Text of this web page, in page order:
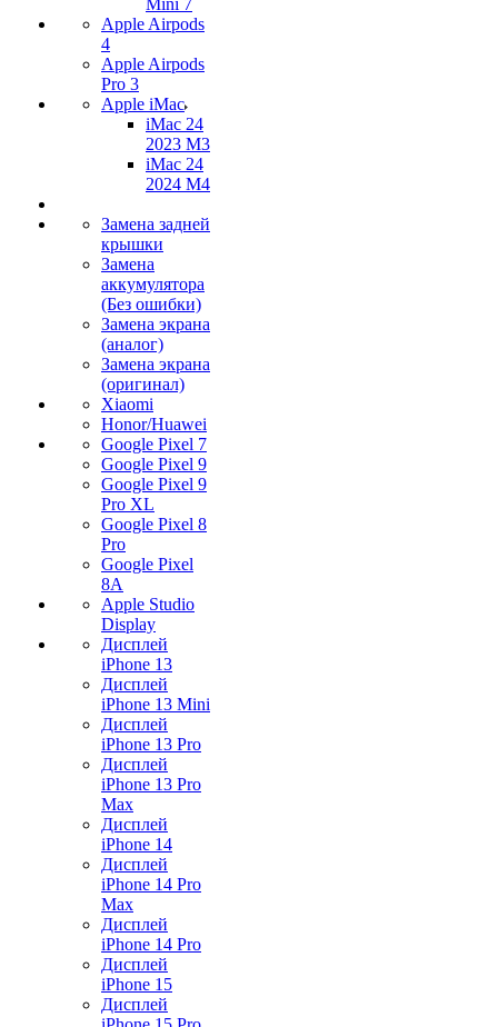
Mini 7
Apple Airpods
4
Apple Airpods
Pro 3
Apple iMac
iMac 24
2023 M3
iMac 24
2024 M4
Замена задней
крышки
Замена
аккумулятора
(Без ошибки)
Замена экрана
(аналог)
Замена экрана
(оригинал)
Xiaomi
Honor/Huawei
Google Pixel 7
Google Pixel 9
Google Pixel 9
Pro XL
Google Pixel 8
Pro
Google Pixel
8A
Apple Studio
Display
Дисплей
iPhone 13
Дисплей
iPhone 13 Mini
Дисплей
iPhone 13 Pro
Дисплей
iPhone 13 Pro
Max
Дисплей
iPhone 14
Дисплей
iPhone 14 Pro
Max
Дисплей
iPhone 14 Pro
Дисплей
iPhone 15
Дисплей